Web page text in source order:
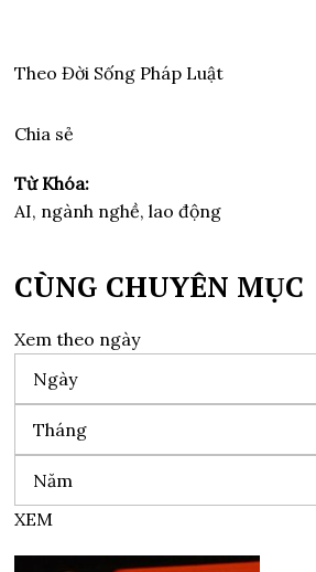
TheoĐời Sống Pháp Luật
Chia sẻ
Từ Khóa:
AI, ngành nghề, lao động
CÙNG CHUYÊN MỤC
Xem theo ngày
XEM